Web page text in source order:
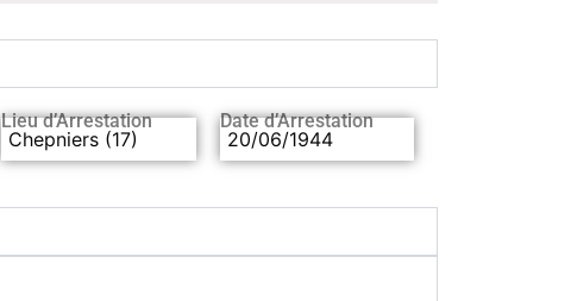
Lieu d’Arrestation
Chepniers (17)
Date d’Arrestation
20/06/1944